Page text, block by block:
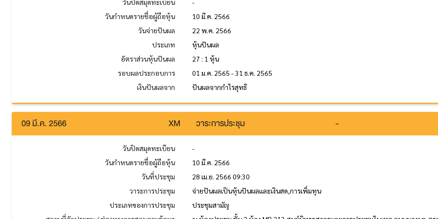
วันปิดสมุดทะเบียน
-
วันกำหนดรายชื่อผู้ถือหุ้น
10 มี.ค. 2566
วันจ่ายปันผล
22 พ.ค. 2566
ประเภท
หุ้นปันผล
อัตราส่วนหุ้นปันผล
27 : 1 หุ้น
รอบผลประกอบการ
01 ม.ค. 2565 - 31 ธ.ค. 2565
เงินปันผลจาก
ปันผลจากกำไรสุทธิ
09 มี.ค. 2566 XM วาระการประชุม -
วันปิดสมุดทะเบียน
-
วันกำหนดรายชื่อผู้ถือหุ้น
10 มี.ค. 2566
วันที่ประชุม
28 เม.ย. 2566 09:30
วาระการประชุม
จ่ายปันผลเป็นหุ้นปันผลและเงินสด,การเพิ่มทุน
ประเภทของการประชุม
ประชุมสามัญ